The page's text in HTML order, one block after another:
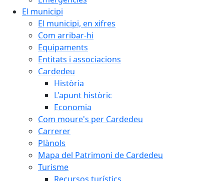
El municipi
El municipi, en xifres
Com arribar-hi
Equipaments
Entitats i associacions
Cardedeu
Història
L'apunt històric
Economia
Com moure's per Cardedeu
Carrerer
Plànols
Mapa del Patrimoni de Cardedeu
Turisme